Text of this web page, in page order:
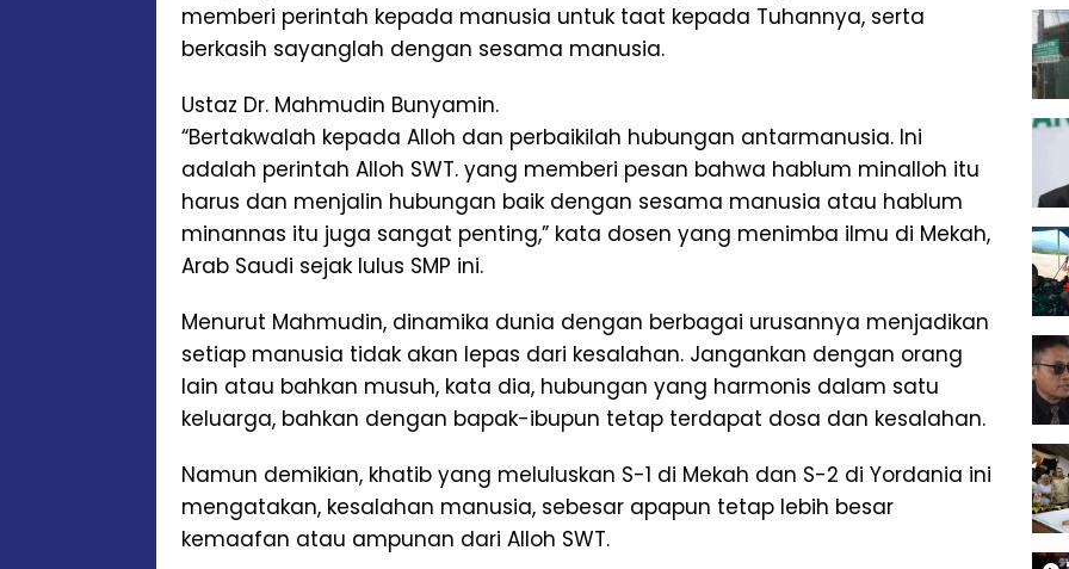
memberi perintah kepada manusia untuk taat kepada Tuhannya, serta
berkasih sayanglah dengan sesama manusia.
Ustaz Dr. Mahmudin Bunyamin.
“Bertakwalah kepada Alloh dan perbaikilah hubungan antarmanusia. Ini
adalah perintah Alloh SWT. yang memberi pesan bahwa hablum minalloh itu
harus dan menjalin hubungan baik dengan sesama manusia atau hablum
minannas itu juga sangat penting,” kata dosen yang menimba ilmu di Mekah,
Arab Saudi sejak lulus SMP ini.
Menurut Mahmudin, dinamika dunia dengan berbagai urusannya menjadikan
setiap manusia tidak akan lepas dari kesalahan. Jangankan dengan orang
lain atau bahkan musuh, kata dia, hubungan yang harmonis dalam satu
keluarga, bahkan dengan bapak-ibupun tetap terdapat dosa dan kesalahan.
Namun demikian, khatib yang meluluskan S-1 di Mekah dan S-2 di Yordania ini
mengatakan, kesalahan manusia, sebesar apapun tetap lebih besar
kemaafan atau ampunan dari Alloh SWT.